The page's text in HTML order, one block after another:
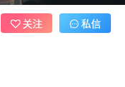
关注 私信